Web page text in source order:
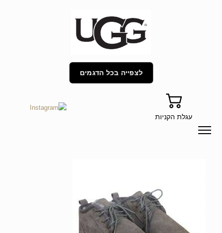
לצפייה בכל הדגמים
עגלת הקניות